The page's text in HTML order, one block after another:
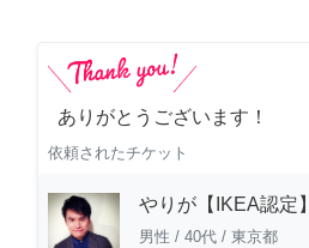
ありがとうございます！
依頼されたチケット
やりが【IKEA認定】
男性 / 40代 / 東京都